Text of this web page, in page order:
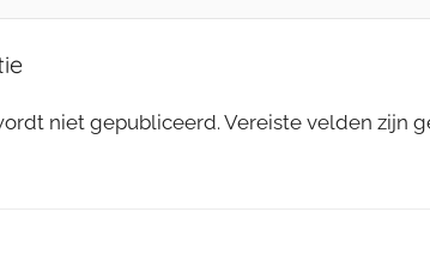
niet gepubliceerd. Vereiste velden zijn